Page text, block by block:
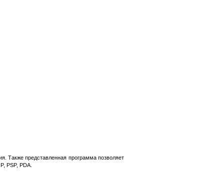
Также представленная программа позволяет
PSP, PDA.